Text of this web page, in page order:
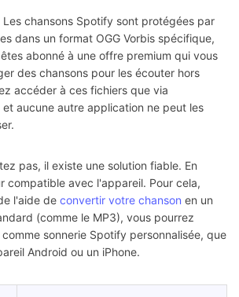
Les chansons Spotify sont protégées par
dans un format OGG Vorbis spécifique,
abonné à une offre premium qui vous
des chansons pour les écouter hors
accéder à ces fichiers que via
aucune autre application ne peut les
pas, il existe une solution fiable. En
compatible avec l'appareil. Pour cela,
l'aide de convertir votre chanson en un
(comme le MP3), vous pourrez
sonnerie Spotify personnalisée, que
Android ou un iPhone.